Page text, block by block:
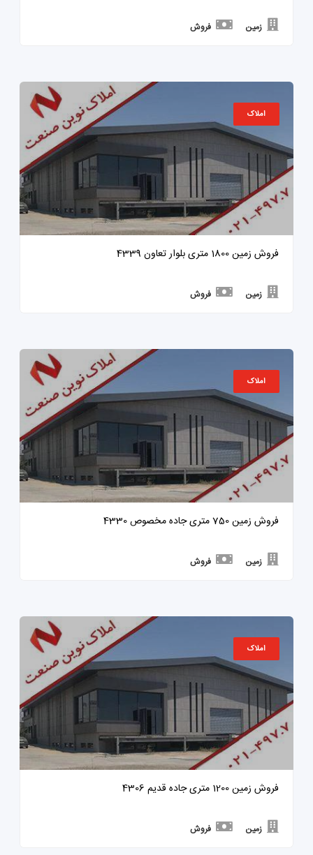
زمین فروش
املاک
فروش زمین 1800 متری بلوار تعاون 4339
زمین فروش
املاک
فروش زمین 750 متری جاده مخصوص 4330
زمین فروش
املاک
فروش زمین 1200 متری جاده قدیم 4306
زمین فروش